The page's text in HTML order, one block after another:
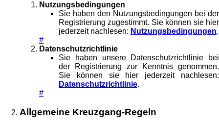
Nutzungsbedingungen
Sie haben den Nutzungsbedingungen bei der
Registrierung zugestimmt. Sie können sie hier
jederzeit nachlesen: Nutzungsbedingungen.
#
Datenschutzrichtlinie
Sie haben unsere Datenschutzrichtlinie bei
der Registrierung zur Kenntnis genommen.
Sie können sie hier jederzeit nachlesen:
Datenschutzrichtlinie.
#
Allgemeine Kreuzgang-Regeln